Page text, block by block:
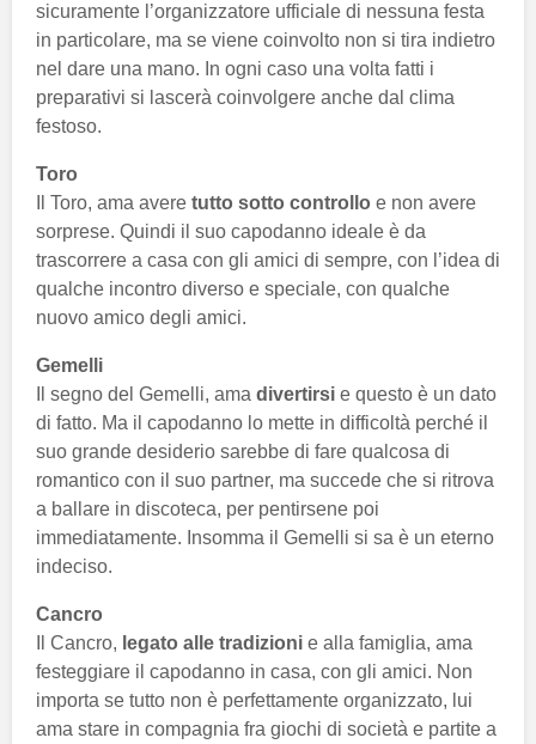
sicuramente l’organizzatore ufficiale di nessuna festa
in particolare, ma se viene coinvolto non si tira indietro
nel dare una mano. In ogni caso una volta fatti i
preparativi si lascerà coinvolgere anche dal clima
festoso.
Toro
Il Toro, ama avere tutto sotto controllo e non avere
sorprese. Quindi il suo capodanno ideale è da
trascorrere a casa con gli amici di sempre, con l’idea di
qualche incontro diverso e speciale, con qualche
nuovo amico degli amici.
Gemelli
Il segno del Gemelli, ama divertirsi e questo è un dato
di fatto. Ma il capodanno lo mette in difficoltà perché il
suo grande desiderio sarebbe di fare qualcosa di
romantico con il suo partner, ma succede che si ritrova
a ballare in discoteca, per pentirsene poi
immediatamente. Insomma il Gemelli si sa è un eterno
indeciso.
Cancro
Il Cancro, legato alle tradizioni e alla famiglia, ama
festeggiare il capodanno in casa, con gli amici. Non
importa se tutto non è perfettamente organizzato, lui
ama stare in compagnia fra giochi di società e partite a